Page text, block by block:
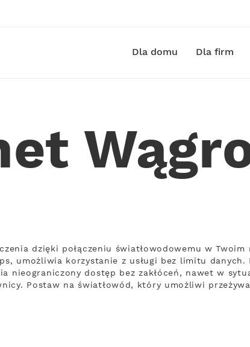
Dla domu Dla firm
dzięki połączeniu światłowodowemu w
umożliwia korzystanie z usługi bez limitu
nieograniczony dostęp bez zakłóceń, nawet w
Postaw na światłowód, który umożliwi